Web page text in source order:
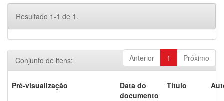
Resultado 1-1 de 1.
Anterior 1 Próximo
Conjunto de itens:
Pré-visualização
Data do
documento
Título